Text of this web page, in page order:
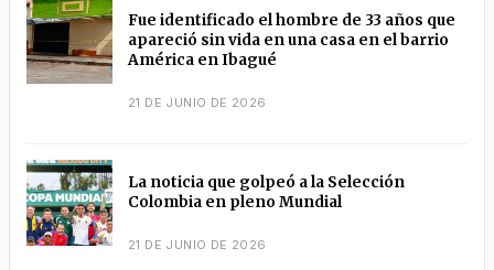
Fue identificado el hombre de 33 años que
apareció sin vida en una casa en el barrio
América en Ibagué
21 DE JUNIO DE 2026
La noticia que golpeó a la Selección
Colombia en pleno Mundial
21 DE JUNIO DE 2026